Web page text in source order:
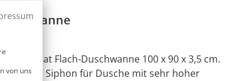
Colorat Flach-Duschwanne 100 x 90 x 3,5 cm.
flacher Siphon für Dusche mit sehr hoher
von uns